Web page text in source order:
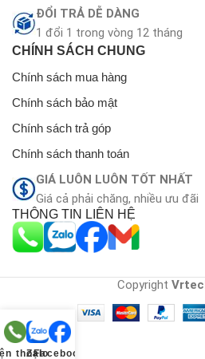
ĐỔI TRẢ DỄ DÀNG
1 đổi 1 trong vòng 12 tháng
CHÍNH SÁCH CHUNG
Chính sách mua hàng
Chính sách bảo mật
Chính sách trả góp
Chính sách thanh toán
GIÁ LUÔN LUÔN TỐT NHẤT
Giá cả phải chăng, nhiều ưu đãi
THÔNG TIN LIÊN HỆ
Copyright
thoại
Zalo
Facebook